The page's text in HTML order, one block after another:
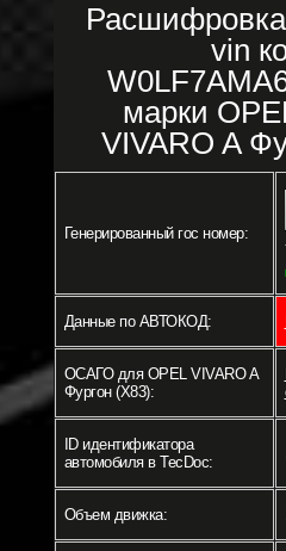
vin
марки
VIVARO A
Генерированный гос номер:
Данные по АВТОКОД:
ОСАГО для OPEL VIVARO A
Фургон (X83):
ID идентификатора
автомобиля в TecDoc:
Объем движка: